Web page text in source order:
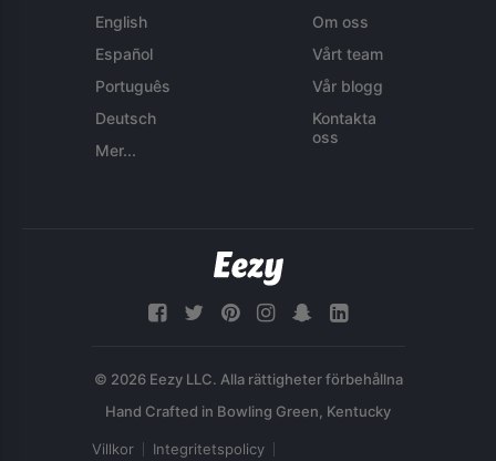
English
Español
Português
Deutsch
Mer...
Om oss
Vårt team
Vår blogg
Kontakta
oss
© 2026 Eezy LLC. Alla rättigheter förbehållna
Villkor Integritetspolicy